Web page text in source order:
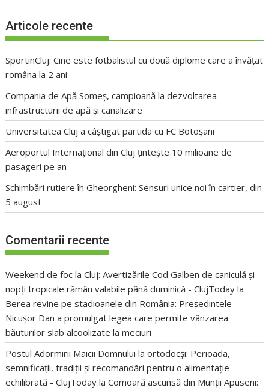
Articole recente
SportinCluj: Cine este fotbalistul cu două diplome care a învățat
româna la 2 ani
Compania de Apă Someș, campioană la dezvoltarea
infrastructurii de apă și canalizare
Universitatea Cluj a câștigat partida cu FC Botoșani
Aeroportul Internațional din Cluj țintește 10 milioane de
pasageri pe an
Schimbări rutiere în Gheorgheni: Sensuri unice noi în cartier, din
5 august
Comentarii recente
Weekend de foc la Cluj: Avertizările Cod Galben de caniculă și
nopți tropicale rămân valabile până duminică - ClujToday la
Berea revine pe stadioanele din România: Președintele
Nicușor Dan a promulgat legea care permite vânzarea
băuturilor slab alcoolizate la meciuri
Postul Adormirii Maicii Domnului la ortodocși: Perioada,
semnificații, tradiții și recomandări pentru o alimentație
echilibrată - ClujToday laComoară ascunsă din Munții Apuseni: